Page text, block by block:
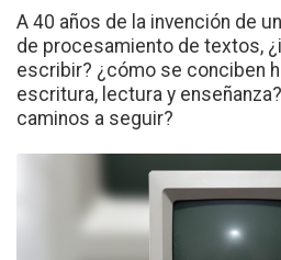
A 40 años de la invención de
de procesamiento de textos,
escribir? ¿cómo se conciben
escritura, lectura y
caminos a seguir?